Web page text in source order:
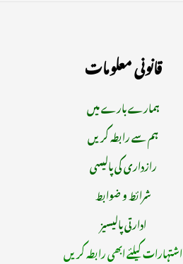
قانونی معلومات
ہمارے بارے میں
ہم سے رابطہ کریں
رازداری کی پالیسی
شرائط و ضوابط
ادارتی پالیسیز
اشتہارات کیلئے ابھی رابطہ کریں